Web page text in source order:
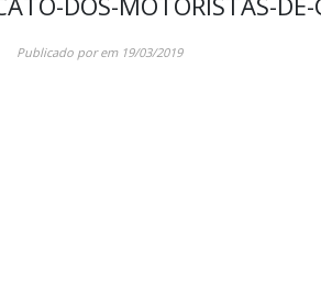
Publicado porem 19/03/2019